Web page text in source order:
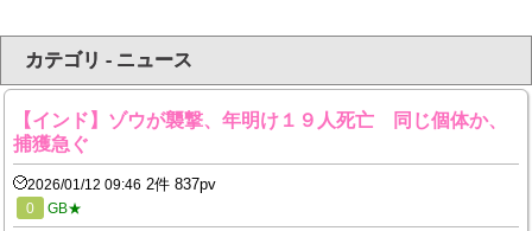
カテゴリ - ニュース
【インド】ゾウが襲撃、年明け１９人死亡 同じ個体か、
捕獲急ぐ
2026/01/12 09:46 2件 837pv
0 GB★